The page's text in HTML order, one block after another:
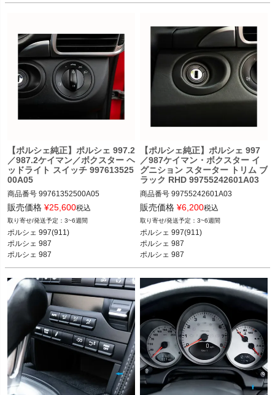
19
ポルシェ 997(911) GT3／GT3 RS 10-
【ポルシェ純正】ポルシェ 997.2
／987.2ケイマン／ボクスター ヘ
ッドライト スイッチ 997613525
00A05
商品番号 99761352500A05
ポルシェ 997(911) カレラ／カレラS／
カレラGTS／カレラ4／カレラ4S／カ
レラ4GTS／ターボ／ターボS／GT2／
GT2RS／GT3／GT3 RS 09-11
ポルシェ 987ケイマン ケイマン／ケイ
マンS／ケイマンR 09-12
ポルシェ 987ボクスター ボクスター／
ボクスターS 09-12
*997／987 後期モデル
販売価格 ¥25,600税込
3~6週間
ポルシェ 997(911)
ポルシェ 987
ポルシェ 987
【ポルシェ純正】ポルシェ 997
／987ケイマン・ボクスター イ
グニション スターター トリム ブ
ラック RHD 99755242601A03
商品番号 99755242601A03
ポルシェ 997(911) カレラ／カレラS／
カレラGTS／カレラ4／カレラ4S／カ
レラ4GTS／ターボ／ターボS／GT2／
GT2RS／GT3／GT3 RS 04-11
ポルシェ 987ケイマン ケイマン／ケイ
マンS／ケイマンR 05-12
ポルシェ 987ボクスター ボクスター／
ボクスターS 05-12
*RHDモデル
販売価格 ¥6,200税込
3~6週間
ポルシェ 997(911)
ポルシェ 987
ポルシェ 987